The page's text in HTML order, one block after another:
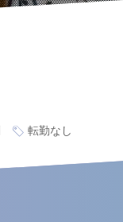
転勤なし